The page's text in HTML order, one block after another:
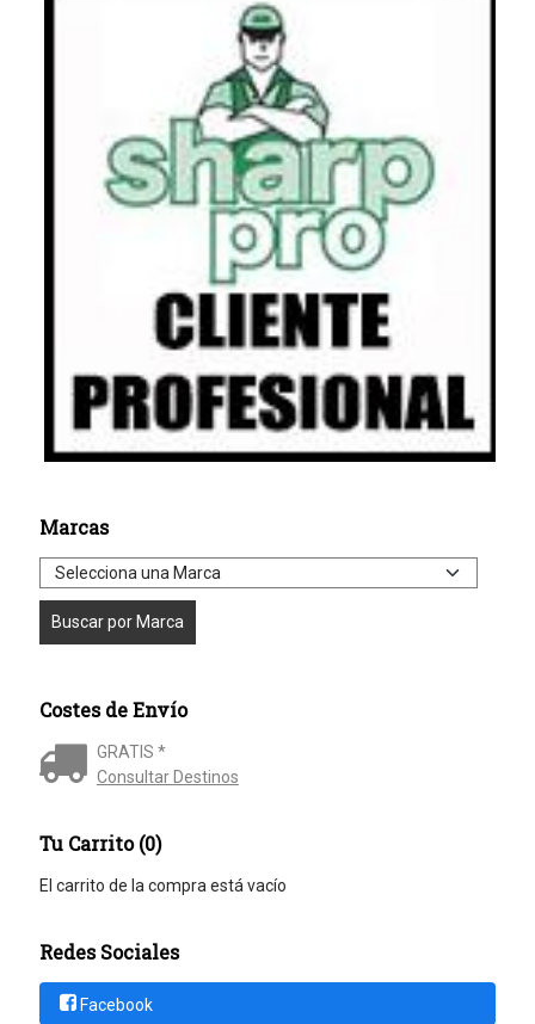
Marcas
Costes de Envío
GRATIS *
Consultar Destinos
Tu Carrito (0)
El carrito de la compra está vacío
Redes Sociales
Facebook